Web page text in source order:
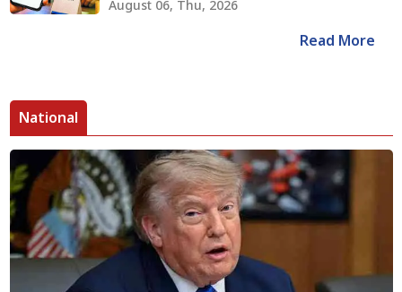
August 06, Thu, 2026
Read More
National